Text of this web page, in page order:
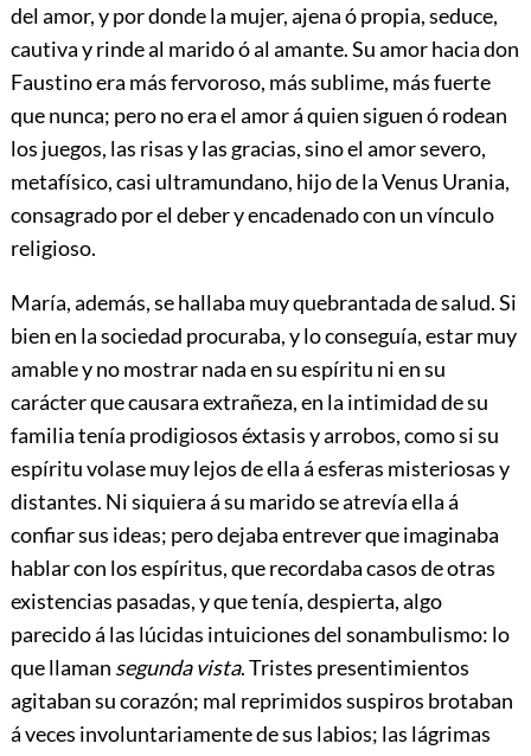
del amor, y por donde la mujer, ajena ó propia, seduce,
cautiva y rinde al marido ó al amante. Su amor hacia don
Faustino era más fervoroso, más sublime, más fuerte
que nunca; pero no era el amor á quien siguen ó rodean
los juegos, las risas y las gracias, sino el amor severo,
metafísico, casi ultramundano, hijo de la Venus Urania,
consagrado por el deber y encadenado con un vínculo
religioso.
María, además, se hallaba muy quebrantada de salud. Si
bien en la sociedad procuraba, y lo conseguía, estar muy
amable y no mostrar nada en su espíritu ni en su
carácter que causara extrañeza, en la intimidad de su
familia tenía prodigiosos éxtasis y arrobos, como si su
espíritu volase muy lejos de ella á esferas misteriosas y
distantes. Ni siquiera á su marido se atrevía ella á
confiar sus ideas; pero dejaba entrever que imaginaba
hablar con los espíritus, que recordaba casos de otras
existencias pasadas, y que tenía, despierta, algo
parecido á las lúcidas intuiciones del sonambulismo: lo
que llaman segunda vista. Tristes presentimientos
agitaban su corazón; mal reprimidos suspiros brotaban
á veces involuntariamente de sus labios; las lágrimas